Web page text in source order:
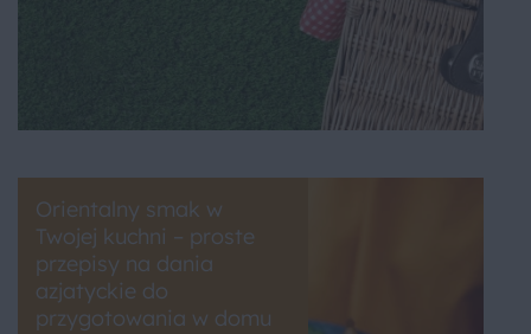
Orientalny smak w
Twojej kuchni – proste
przepisy na dania
azjatyckie do
przygotowania w domu